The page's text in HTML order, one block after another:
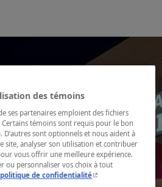
des témoins
ses partenaires emploient des fichiers
Certains témoins sont requis pour le bon
sont optionnels et nous aident à
site, analyser son utilisation et contribuer
vous offrir une meilleure expérience.
ou personnaliser vos choix à tout
de confidentialité- Cet hyperlien